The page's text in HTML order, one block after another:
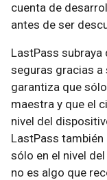
cuenta de
antes de ser
LastPass
seguras gracias a
garantiza que
maestra y que el
nivel del
LastPass
sólo en el nivel
no es algo que